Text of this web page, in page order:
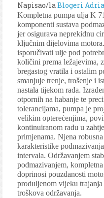
Napisao/laBlogeri
Kompletna pumpa ulja K
komponenti sustava
jer osigurava neprekidnu
ključnim dijelovima
isporučivati ulje pod
količini prema ležajevima,
bregastog vratila i ostalim
smanjuje trenje, trošenje i
nastala tijekom rada.
otpornih na habanje te
tolerancijama, pumpa je
velikim opterećenjima,
kontinuiranom radu u
primjenama. Njena
karakteristike
intervala. Održavanjem
podmazivanjem,
doprinosi pouzdanosti
produljenom vijeku
troškova održavanja.